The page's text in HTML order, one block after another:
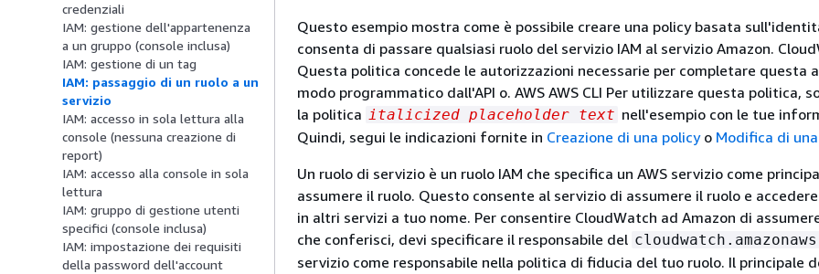
credenziali
IAM: gestione dell'appartenenza
a un gruppo (console inclusa)
IAM: gestione di un tag
IAM: passaggio di un ruolo a un
servizio
IAM: accesso in sola lettura alla
console (nessuna creazione di
report)
IAM: accesso alla console in sola
lettura
IAM: gruppo di gestione utenti
specifici (console inclusa)
IAM: impostazione dei requisiti
della password dell'account
Questo esempio mostra come è possibile creare una policy basata
consenta di passare qualsiasi ruolo del servizio IAM al servizio Amazon.
Questa politica concede le autorizzazioni necessarie per completare questa
modo programmatico dall'API o. AWS AWS CLI Per utilizzare questa politica,
la politica italicized placeholder text nell'esempio con le tue
Quindi, segui le indicazioni fornite in Creazione di una policyo Modifica di
Un ruolo di servizio è un ruolo IAM che specifica un AWS servizio come
assumere il ruolo. Questo consente al servizio di assumere il ruolo e
in altri servizi a tuo nome. Per consentire CloudWatch ad Amazon di
che conferisci, devi specificare il responsabile del
servizio come responsabile nella politica di fiducia del tuo ruolo. Il principale